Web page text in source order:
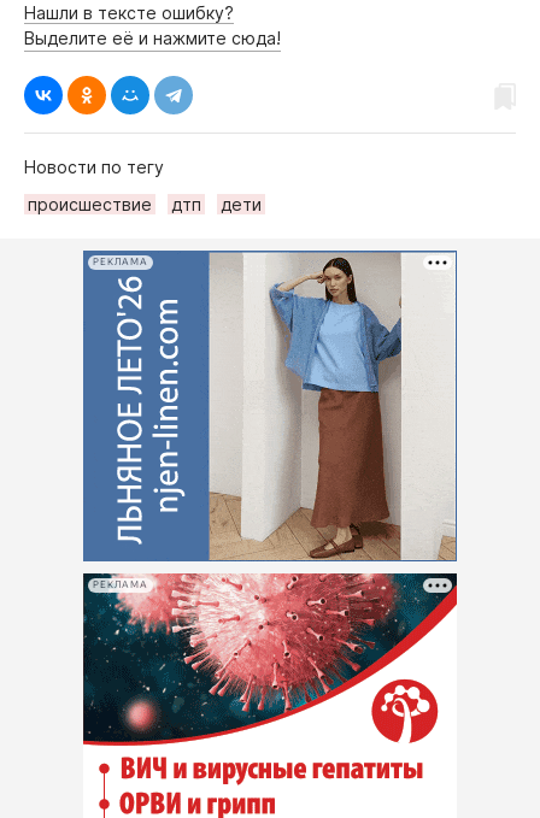
Нашли в тексте ошибку?
Выделите её и нажмите сюда!
Новости по тегу
происшествие
дтп дети
РЕКЛАМА
РЕКЛАМА